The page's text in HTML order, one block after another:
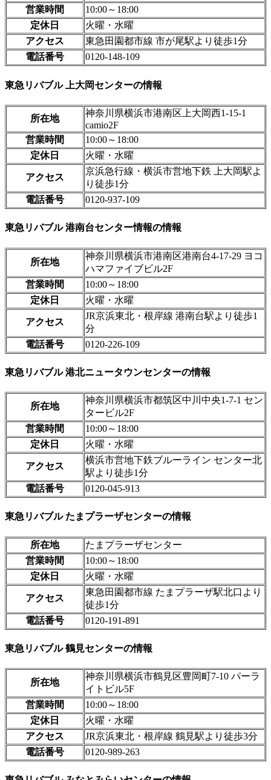
営業時間
10:00～18:00
定休日
火曜・水曜
アクセス
東急田園都市線 市が尾駅より徒歩1分
電話番号
0120-148-109
東急リバブル 上大岡センターの情報
所在地
神奈川県横浜市港南区上大岡西1-15-1
camio2F
営業時間
10:00～18:00
定休日
火曜・水曜
アクセス
京浜急行線・横浜市営地下鉄 上大岡駅よ
り徒歩1分
電話番号
0120-937-109
東急リバブル 港南台センター情報の情報
所在地
神奈川県横浜市港南区港南台4-17-29 ヨコ
ハマファイブビル2F
営業時間
10:00～18:00
定休日
火曜・水曜
アクセス
JR京浜東北・根岸線 港南台駅より徒歩1
分
電話番号
0120-226-109
東急リバブル 港北ニュータウンセンターの情報
所在地
神奈川県横浜市都筑区中川中央1-7-1 セン
タービル2F
営業時間
10:00～18:00
定休日
火曜・水曜
アクセス
横浜市営地下鉄ブルーライン センター北
駅より徒歩1分
電話番号
0120-045-913
東急リバブル たまプラーザセンターの情報
所在地
たまプラーザセンター
営業時間
10:00～18:00
定休日
火曜・水曜
アクセス
東急田園都市線 たまプラーザ駅北口より
徒歩1分
電話番号
0120-191-891
東急リバブル 鶴見センターの情報
所在地
神奈川県横浜市鶴見区豊岡町7-10 パーラ
イトビル5F
営業時間
10:00～18:00
定休日
火曜・水曜
アクセス
JR京浜東北・根岸線 鶴見駅より徒歩3分
電話番号
0120-989-263